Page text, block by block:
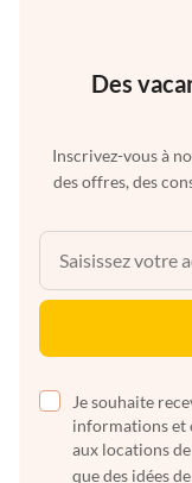
Des
Inscrivez-vous à
des offres, des
Je souhaite
informations et
aux locations
que des idées